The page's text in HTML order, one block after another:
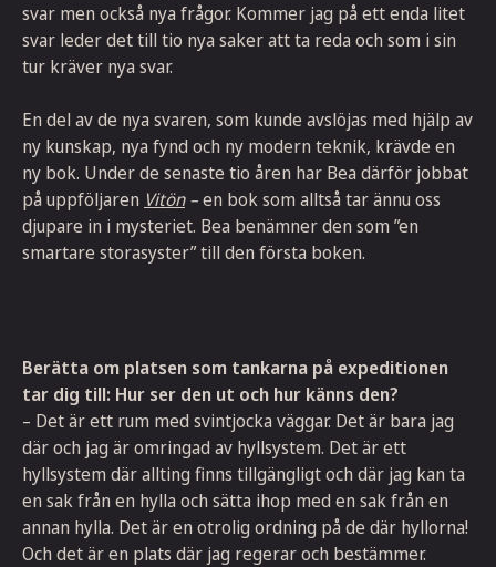
svar men också nya frågor. Kommer jag på ett enda litet
svar leder det till tio nya saker att ta reda och som i sin
tur kräver nya svar.
En del av de nya svaren, som kunde avslöjas med hjälp av
ny kunskap, nya fynd och ny modern teknik, krävde en
ny bok. Under de senaste tio åren har Bea därför jobbat
på uppföljaren Vitön–en bok som alltså tar ännu oss
djupare in i mysteriet. Bea benämner den som ”en
smartare storasyster” till den första boken.
Berätta om platsen som tankarna på expeditionen
tar dig till: Hur ser den ut och hur känns den?
– Det är ett rum med svintjocka väggar. Det är bara jag
där och jag är omringad av hyllsystem. Det är ett
hyllsystem där allting finns tillgängligt och där jag kan ta
en sak från en hylla och sätta ihop med en sak från en
annan hylla. Det är en otrolig ordning på de där hyllorna!
Och det är en plats där jag regerar och bestämmer.